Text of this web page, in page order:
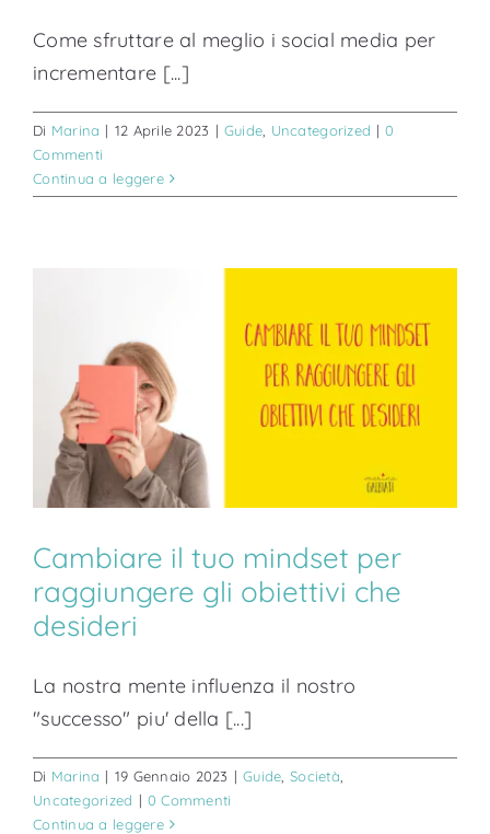
Come sfruttare al meglio i social media per
incrementare [...]
Di Marina | 12 Aprile 2023 | Guide, Uncategorized | 0
Commenti
Continua a leggere
Cambiare il tuo mindset per
raggiungere gli obiettivi che
desideri
La nostra mente influenza il nostro
"successo" piu' della [...]
Di Marina | 19 Gennaio 2023 | Guide Società
Uncategorized | 0 Commenti
Continua a leggere